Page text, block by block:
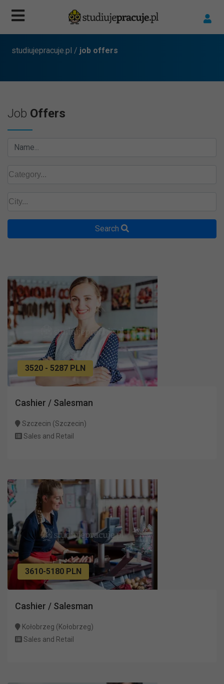
studiujepracuje.pl / job offers
Job Offers
Name...
kategoria
Search
3520 - 5287 PLN
Cashier / Salesman
Szczecin (Szczecin)
Sales and Retail
3610-5180 PLN
Cashier / Salesman
Kołobrzeg (Kołobrzeg)
Sales and Retail